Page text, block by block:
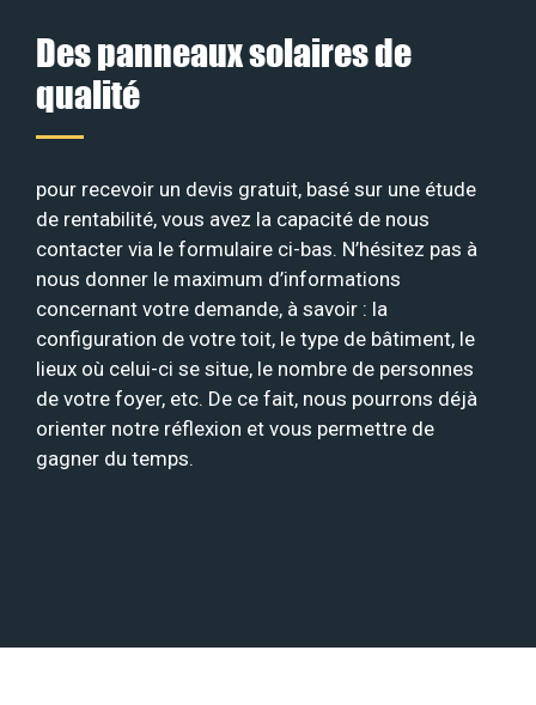
Des panneaux solaires de
qualité
pour recevoir un devis gratuit, basé sur une étude
de rentabilité, vous avez la capacité de nous
contacter via le formulaire ci-bas. N’hésitez pas à
nous donner le maximum d’informations
concernant votre demande, à savoir : la
configuration de votre toit, le type de bâtiment, le
lieux où celui-ci se situe, le nombre de personnes
de votre foyer, etc. De ce fait, nous pourrons déjà
orienter notre réflexion et vous permettre de
gagner du temps.